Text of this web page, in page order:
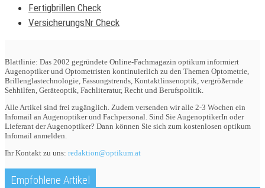
Fertigbrillen Check
VersicherungsNr Check
Blattlinie: Das 2002 gegründete Online-Fachmagazin optikum informiert
Augenoptiker und Optometristen kontinuierlich zu den Themen Optometrie,
Brillenglastechnologie, Fassungstrends, Kontaktlinsenoptik, vergrößernde
Sehhilfen, Geräteoptik, Fachliteratur, Recht und Berufspolitik.
Alle Artikel sind frei zugänglich. Zudem versenden wir alle 2-3 Wochen ein
Infomail an Augenoptiker und Fachpersonal. Sind Sie AugenoptikerIn oder
Lieferant der Augenoptiker? Dann können Sie sich zum kostenlosen optikum
Infomail anmelden.
Ihr Kontakt zu uns: redaktion@optikum.at
Empfohlene Artikel